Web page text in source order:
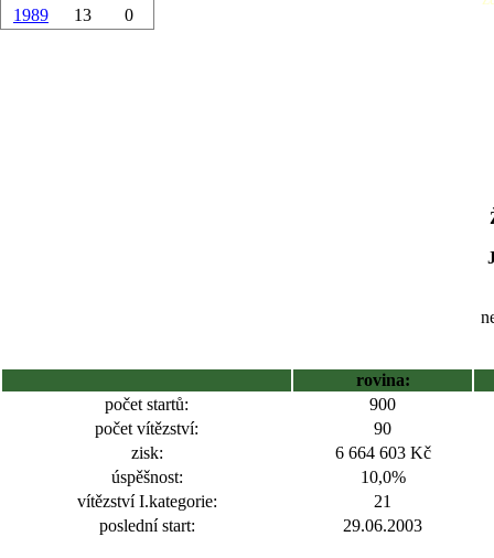
1989
13 0
rovina:
počet startů:
900
počet vítězství:
90
zisk:
6 664 603 Kč
úspěšnost:
10,0%
vítězství I.kategorie:
21
poslední start:
29.06.2003